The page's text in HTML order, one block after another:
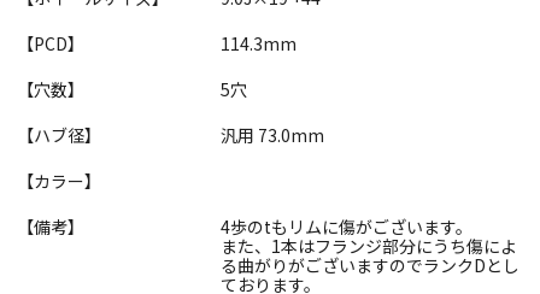
【PCD】
114.3mm
【穴数】
5穴
【ハブ径】
汎用 73.0mm
【カラー】
【備考】
4歩のtもリムに傷がございます。
また、1本はフランジ部分にうち傷によ
る曲がりがございますのでランクDとし
ております。